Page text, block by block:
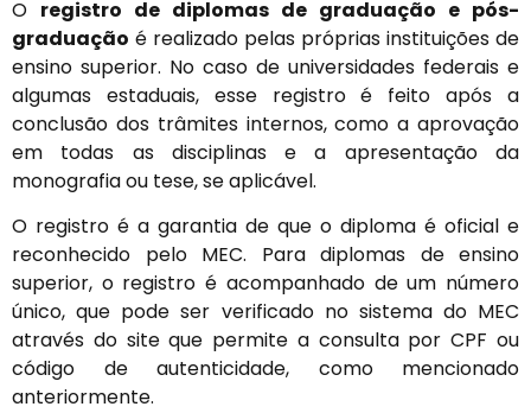
O registro de diplomas de graduação e pós-
graduação é realizado pelas próprias instituições de
ensino superior. No caso de universidades federais e
algumas estaduais, esse registro é feito após a
conclusão dos trâmites internos, como a aprovação
em todas as disciplinas e a apresentação da
monografia ou tese, se aplicável.
O registro é a garantia de que o diploma é oficial e
reconhecido pelo MEC. Para diplomas de ensino
superior, o registro é acompanhado de um número
único, que pode ser verificado no sistema do MEC
através do site que permite a consulta por CPF ou
código de autenticidade, como mencionado
anteriormente.